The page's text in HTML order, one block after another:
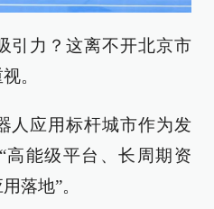
引力？这离不开北京市
。
人应用标杆城市作为发
高能级平台、长周期资
落地”。